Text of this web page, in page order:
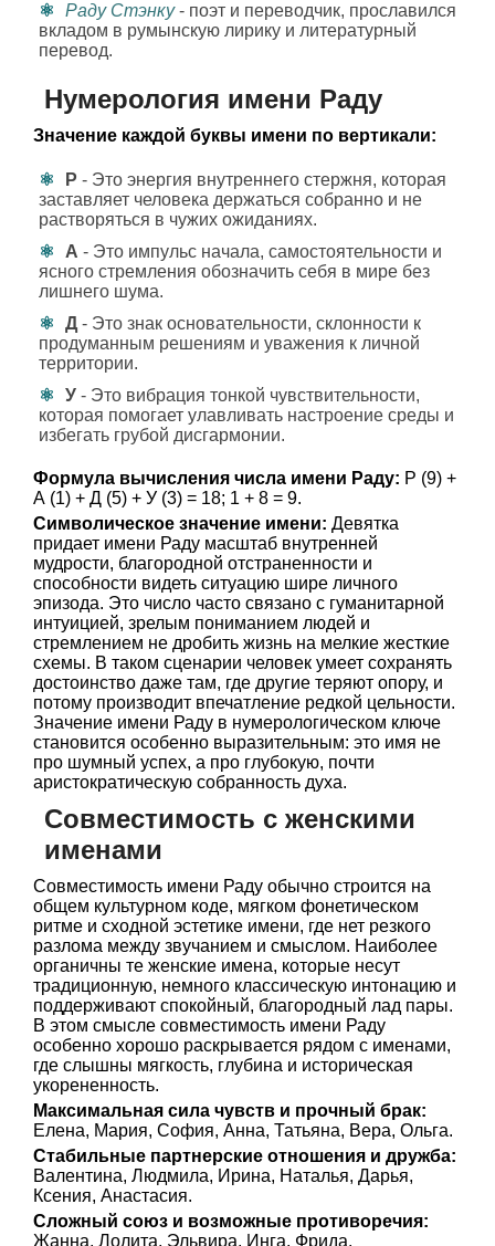
Раду Стэнку- поэт и переводчик, прославился
вкладом в румынскую лирику и литературный
перевод.
Нумерология имени Раду
Значение каждой буквы имени по вертикали:
Р - Это энергия внутреннего стержня, которая
заставляет человека держаться собранно и не
растворяться в чужих ожиданиях.
А - Это импульс начала, самостоятельности и
ясного стремления обозначить себя в мире без
лишнего шума.
Д - Это знак основательности, склонности к
продуманным решениям и уважения к личной
территории.
У - Это вибрация тонкой чувствительности,
которая помогает улавливать настроение среды и
избегать грубой дисгармонии.
Формула вычисления числа имени Раду: Р (9) +
А (1) + Д (5) + У (3) = 18; 1 + 8 = 9.
Символическое значение имени: Девятка
придает имени Раду масштаб внутренней
мудрости, благородной отстраненности и
способности видеть ситуацию шире личного
эпизода. Это число часто связано с гуманитарной
интуицией, зрелым пониманием людей и
стремлением не дробить жизнь на мелкие жесткие
схемы. В таком сценарии человек умеет сохранять
достоинство даже там, где другие теряют опору, и
потому производит впечатление редкой цельности.
Значение имени Раду в нумерологическом ключе
становится особенно выразительным: это имя не
про шумный успех, а про глубокую, почти
аристократическую собранность духа.
Совместимость с женскими
именами
Совместимость имени Раду обычно строится на
общем культурном коде, мягком фонетическом
ритме и сходной эстетике имени, где нет резкого
разлома между звучанием и смыслом. Наиболее
органичны те женские имена, которые несут
традиционную, немного классическую интонацию и
поддерживают спокойный, благородный лад пары.
В этом смысле совместимость имени Раду
особенно хорошо раскрывается рядом с именами,
где слышны мягкость, глубина и историческая
укорененность.
Максимальная сила чувств и прочный брак:
Елена, Мария, София, Анна, Татьяна, Вера, Ольга.
Стабильные партнерские отношения и дружба:
Валентина, Людмила, Ирина, Наталья, Дарья,
Ксения, Анастасия.
Сложный союз и возможные противоречия:
Жанна, Лолита, Эльвира, Инга, Фрида.